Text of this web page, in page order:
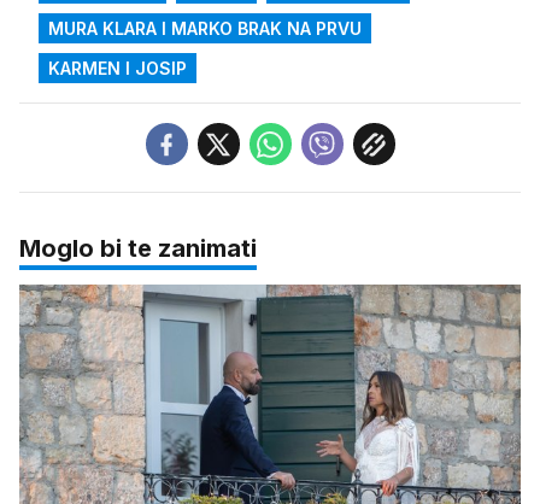
MURA KLARA I MARKO BRAK NA PRVU
KARMEN I JOSIP
Moglo bi te zanimati